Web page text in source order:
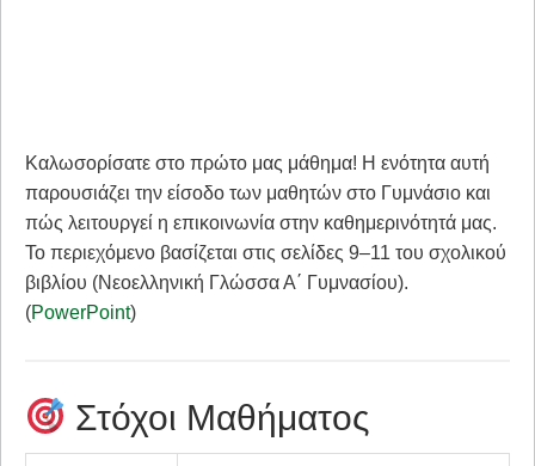
Καλωσορίσατε στο πρώτο μας μάθημα! Η ενότητα αυτή
παρουσιάζει την είσοδο των μαθητών στο Γυμνάσιο και
πώς λειτουργεί η επικοινωνία στην καθημερινότητά μας.
Το περιεχόμενο βασίζεται στις σελίδες 9–11 του σχολικού
βιβλίου (Νεοελληνική Γλώσσα Α΄ Γυμνασίου).
(PowerPoint)
Στόχοι Μαθήματος